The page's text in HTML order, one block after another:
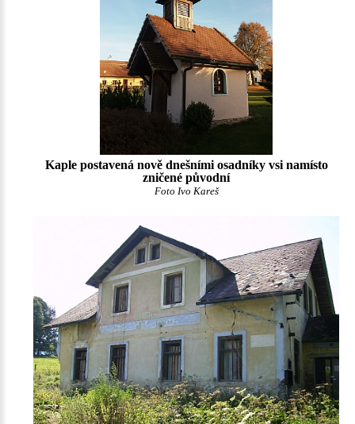
Kaple postavená nově dnešními osadníky vsi namísto
zničené původní
Foto Ivo Kareš